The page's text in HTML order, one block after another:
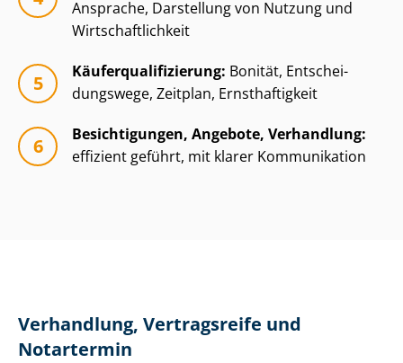
Ansprache, Darstellung von Nutzung und
Wirt­schaft­lich­keit
Käu­fer­qua­li­fi­zie­rung: Bonität, Ent­schei­
dungs­we­ge, Zeitplan, Ernsthaftigkeit
Besichtigungen, Angebote, Verhandlung:
effizient geführt, mit klarer Kommunikation
Verhandlung, Vertragsreife und
Notartermin